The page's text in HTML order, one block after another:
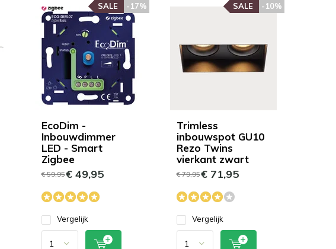
EcoDim -
Inbouwdimmer
LED - Smart
Zigbee
-17%
SALE
€ 59,95€ 49,95
Vergelijk
Trimless
inbouwspot GU10
Rezo Twins
vierkant zwart
-10%
SALE
€ 79,95€ 71,95
Vergelijk